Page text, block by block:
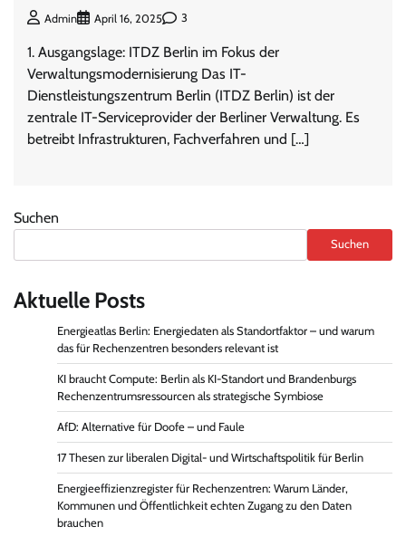
Admin April 16, 2025 3
1. Ausgangslage: ITDZ Berlin im Fokus der
Verwaltungsmodernisierung Das IT-
Dienstleistungszentrum Berlin (ITDZ Berlin) ist der
zentrale IT-Serviceprovider der Berliner Verwaltung. Es
betreibt Infrastrukturen, Fachverfahren und […]
Suchen
Suchen
Aktuelle Posts
Energieatlas Berlin: Energiedaten als Standortfaktor – und warum
das für Rechenzentren besonders relevant ist
KI braucht Compute: Berlin als KI-Standort und Brandenburgs
Rechenzentrumsressourcen als strategische Symbiose
AfD: Alternative für Doofe – und Faule
17 Thesen zur liberalen Digital- und Wirtschaftspolitik für Berlin
Energieeffizienzregister für Rechenzentren: Warum Länder,
Kommunen und Öffentlichkeit echten Zugang zu den Daten
brauchen